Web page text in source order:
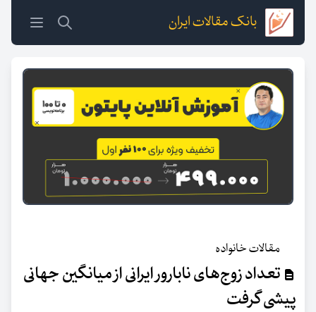
بانک مقالات ایران
مقالات خانواده
تعداد زوج‌های نابارور ایرانی از میانگین جهانی
پیشی گرفت